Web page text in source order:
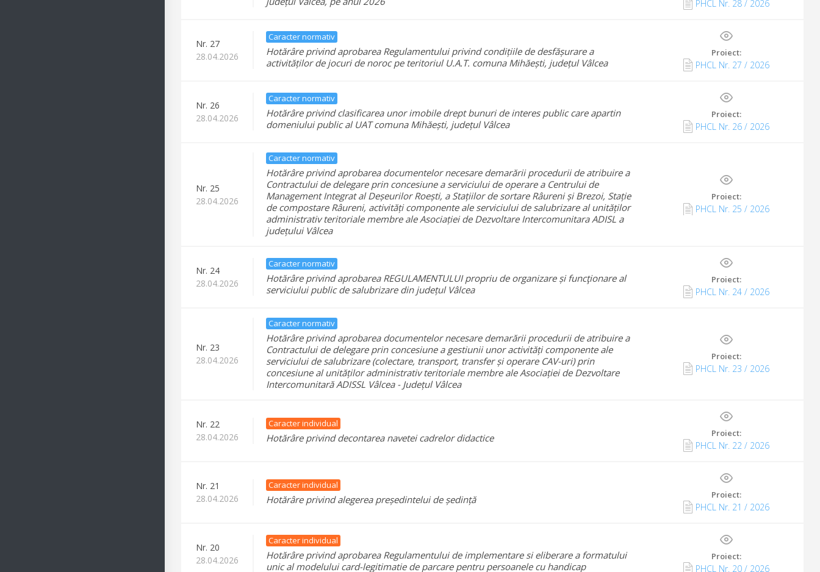
PHCL Nr. 28/ 2026
Nr. 27
28.04.2026
Caracter normativ
Hotărâre privind aprobarea Regulamentului privind condițiile de desfășurare a
activităților de jocuri de noroc pe teritoriul U.A.T. comuna Mihăești, județul Vâlcea
Proiect:
PHCL Nr. 27 / 2026
Nr. 26
28.04.2026
Caracter normativ
Hotărâre privind clasificarea unor imobile drept bunuri de interes public care apartin
domeniului public al UAT comuna Mihăești, județul Vâlcea
Proiect:
PHCL Nr. 26/ 2026
Nr. 25
28.04.2026
Caracter normativ
Hotărâre privind aprobarea documentelor necesare demarării procedurii de atribuire a
Contractului de delegare prin concesiune a serviciului de operare a Centrului de
Management Integrat al Deșeurilor Roești, a Stațiilor de sortare Râureni și Brezoi, Stație
de compostare Râureni, activități componente ale serviciului de salubrizare al unităților
administrativ teritoriale membre ale Asociației de Dezvoltare Intercomunitara ADISL a
județului Vâlcea
Proiect:
PHCL Nr. 25 / 2026
Nr. 24
28.04.2026
Caracter normativ
Hotărâre privind aprobarea REGULAMENTULUI propriu de organizare și funcţionare al
serviciului public de salubrizare din județul Vâlcea
Proiect:
PHCL Nr. 24/ 2026
Nr. 23
28.04.2026
Caracter normativ
Hotărâre privind aprobarea documentelor necesare demarării procedurii de atribuire a
Contractului de delegare prin concesiune a gestiunii unor activități componente ale
serviciului de salubrizare (colectare, transport, transfer și operare CAV-uri) prin
concesiune al unităților administrativ teritoriale membre ale Asociației de Dezvoltare
Intercomunitară ADISSL Vâlcea - Județul Vâlcea
Proiect:
PHCL Nr. 23 / 2026
Nr. 22
28.04.2026
Caracter individual
Hotărâre privind decontarea navetei cadrelor didactice Proiect:
PHCL Nr. 22 / 2026
Nr. 21
28.04.2026
Caracter individual
Hotărâre privind alegerea președintelui de ședință Proiect:
PHCL Nr. 21 / 2026
Nr. 20
28.04.2026
Caracter individual
Hotărâre privind aprobarea Regulamentului de implementare si eliberare a formatului
unic al modelului card-legitimatie de parcare pentru persoanele cu handicap
Proiect:
PHCL Nr. 20/ 2026